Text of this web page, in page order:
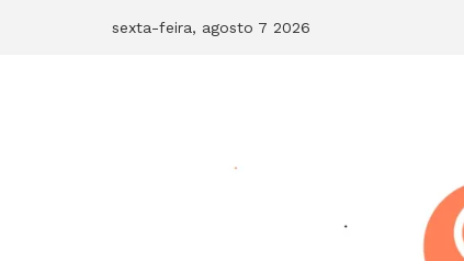
sexta-feira, agosto 7 2026